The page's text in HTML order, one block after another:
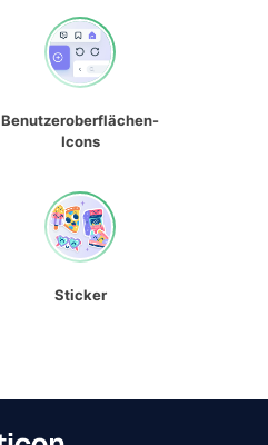
Benutzeroberflächen-
Icons
Sticker